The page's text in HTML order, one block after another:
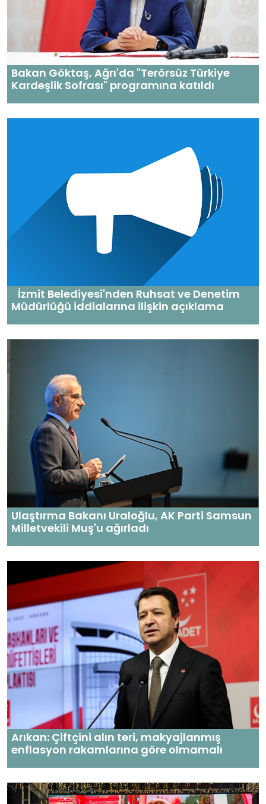
Bakan Göktaş, Ağrı'da "Terörsüz Türkiye
Kardeşlik Sofrası" programına katıldı
İzmit Belediyesi'nden Ruhsat ve Denetim
Müdürlüğü iddialarına ilişkin açıklama
Ulaştırma Bakanı Uraloğlu, AK Parti Samsun
Milletvekili Muş'u ağırladı
Arıkan: Çiftçini alın teri, makyajlanmış
enflasyon rakamlarına göre olmamalı